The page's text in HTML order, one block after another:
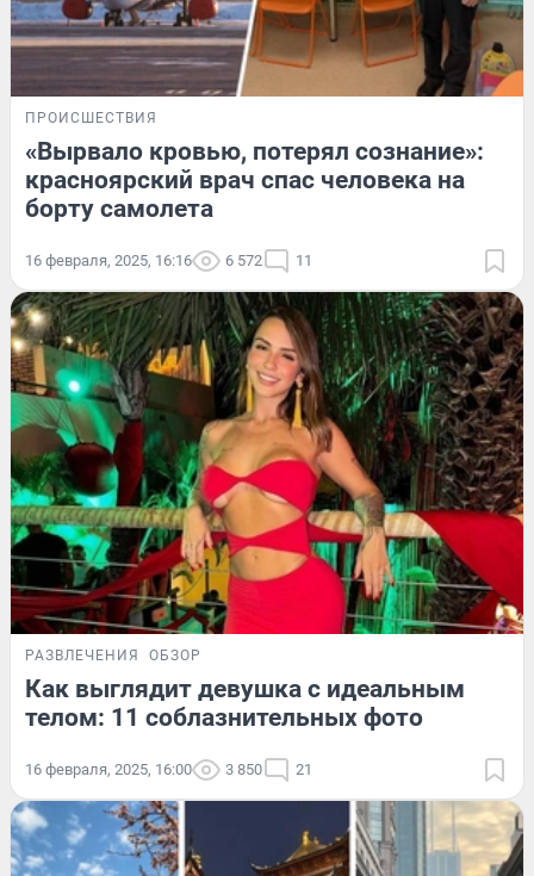
ПРОИСШЕСТВИЯ
«Вырвало кровью, потерял сознание»:
красноярский врач спас человека на
борту самолета
16 февраля, 2025, 16:16 6 572 11
РАЗВЛЕЧЕНИЯ ОБЗОР
Как выглядит девушка с идеальным
телом: 11 соблазнительных фото
16 февраля, 2025, 16:00 3 850 21